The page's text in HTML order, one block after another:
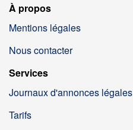
À propos
Mentions légales
Nous contacter
Services
Journaux d'annonces légales
Tarifs